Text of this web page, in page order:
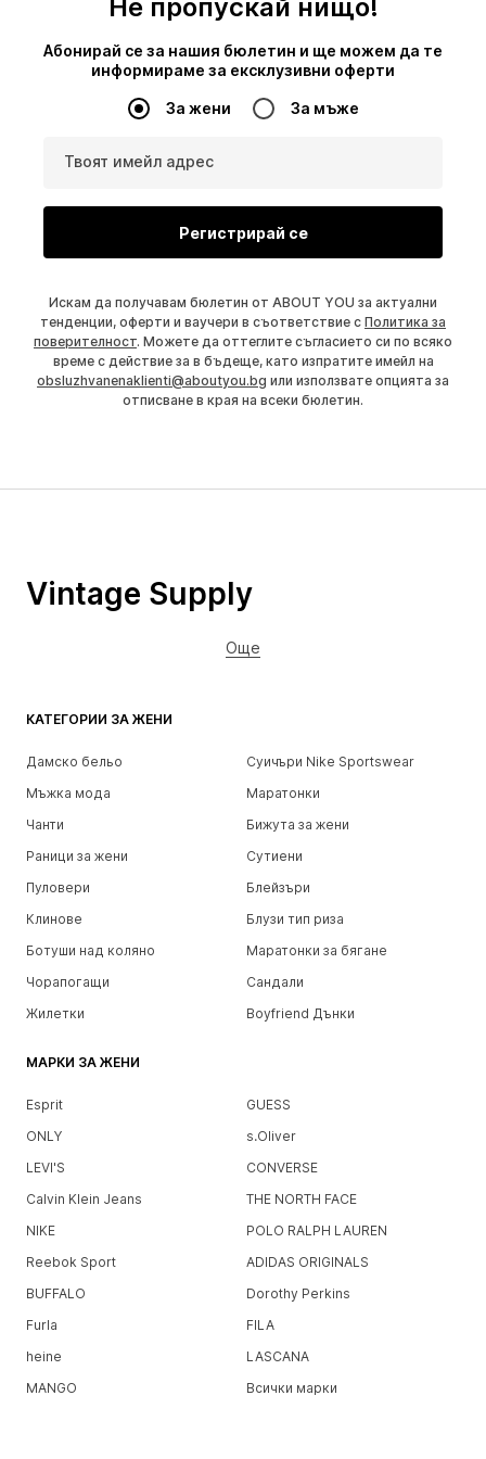
Не пропускай нищо!
Абонирай се за нашия бюлетин и ще можем да те
информираме за ексклузивни оферти
За жени За мъже
Твоят имейл адрес
Регистрирай се
Искам да получавам бюлетин от ABOUT YOU за актуални
тенденции, оферти и ваучери в съответствие с Политика за
поверителност. Можете да оттеглите съгласието си по всяко
време с действие за в бъдеще, като изпратите имейл на
obsluzhvanenaklienti@aboutyou.bg или използвате опцията за
отписване в края на всеки бюлетин.
КАТЕГОРИИ ЗА ЖЕНИ
Дамско бельо
Суичъри Nike Sportswear
Мъжка мода
Маратонки
Чанти
Бижута за жени
Раници за жени
Сутиени
Пуловери
Блейзъри
Клинове
Блузи тип риза
Ботуши над коляно
Маратонки за бягане
Чорапогащи
Сандали
Жилетки
Boyfriend Дънки
МАРКИ ЗА ЖЕНИ
Esprit
GUESS
ONLY
s.Oliver
LEVI'S
CONVERSE
Calvin Klein Jeans
THE NORTH FACE
NIKE
POLO RALPH LAUREN
Reebok Sport
ADIDAS ORIGINALS
BUFFALO
Dorothy Perkins
Furla
FILA
heine
LASCANA
MANGO
Всички марки
Vintage Supply
Още